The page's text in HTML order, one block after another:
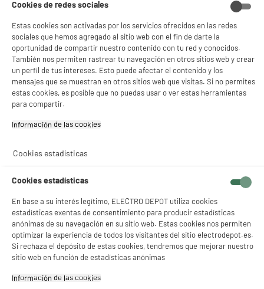
Consumible
Color Colores Negro Y Xl
Características adicionales
Compatibilidad:
Epson Expression Home XP-
2200/2205/3200/3205/4200
/4205; WorkForce WF-
2910DWF/2930DWF/2935DWF
Dimensiones paquete
Peso bruto 0,158kg
Advertencia
advertencias de uso.
Nombre del fabricante,
nombre de la empresa o marca
registrada
ELECTRO DEPOT FRANCE
Dirección de envio
1 ROUTE DE VENDEVILLE
Cookies de redes sociales
Estas cookies son activadas por los servicios ofrecidos en las redes
sociales que hemos agregado al sitio web con el fin de darte la
oportunidad de compartir nuestro contenido con tu red y conocidos.
También nos permiten rastrear tu navegación en otros sitios web y crear
un perfil de tus intereses. Esto puede afectar el contenido y los
mensajes que se muestran en otros sitios web que visitas. Si no permites
estas cookies, es posible que no puedas usar o ver estas herramientas
para compartir.
Información de las cookies‎
Cookies estadísticas
Cookies estadísticas
En base a su interés legítimo, ELECTRO DEPOT utiliza cookies
estadísticas exentas de consentimiento para producir estadísticas
anónimas de su navegación en su sitio web. Estas cookies nos permiten
optimizar la experiencia de todos los visitantes del sitio electrodepot.es.
Si rechaza el depósito de estas cookies, tendremos que mejorar nuestro
sitio web en función de estadísticas anónimas
Información de las cookies‎